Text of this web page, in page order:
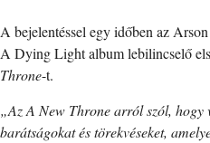
A bejelentéssel egy időben az
A Dying Light album lebilincselő
Throne-t.
„Az A New Throne arról szól, hogy
barátságokat és törekvéseket,